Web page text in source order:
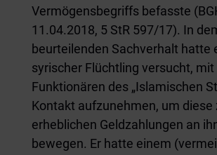
Vermögensbegriffs befasste
11.04.2018, 5 StR 597/17). In
beurteilenden Sachverhalt hatte
syrischer Flüchtling versucht, mit
Funktionären des „Islamischen
Kontakt aufzunehmen, um diese
erheblichen Geldzahlungen an
bewegen. Er hatte einem